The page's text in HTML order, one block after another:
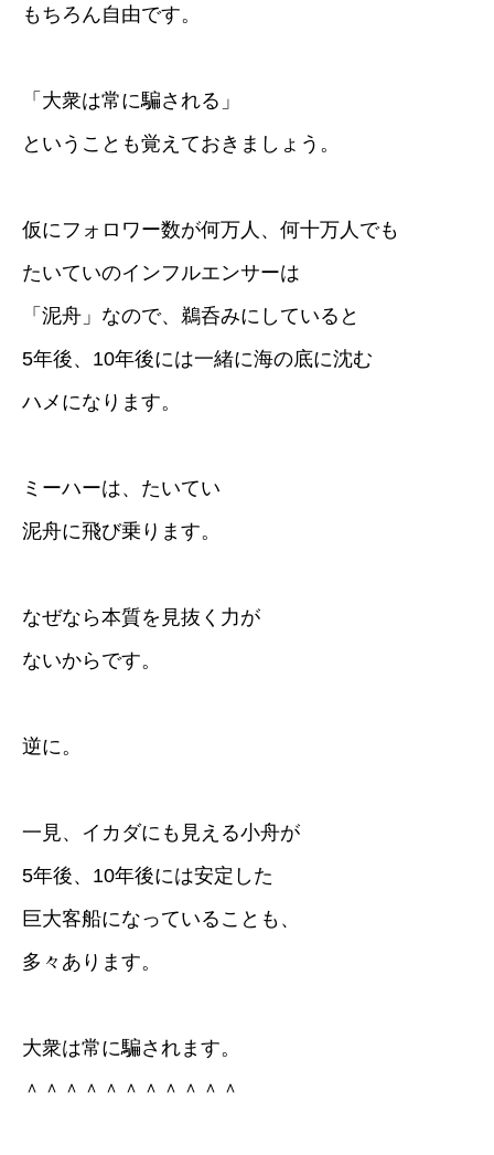
もちろん自由です。
「大衆は常に騙される」
ということも覚えておきましょう。
仮にフォロワー数が何万人、何十万人でも
たいていのインフルエンサーは
「泥舟」なので、鵜呑みにしていると
5年後、10年後には一緒に海の底に沈む
ハメになります。
ミーハーは、たいてい
泥舟に飛び乗ります。
なぜなら本質を見抜く力が
ないからです。
逆に。
一見、イカダにも見える小舟が
5年後、10年後には安定した
巨大客船になっていることも、
多々あります。
大衆は常に騙されます。
＾＾＾＾＾＾＾＾＾＾＾